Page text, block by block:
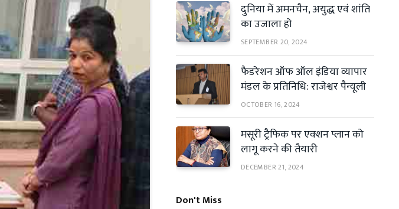
दुनिया में अमनचैन, अयुद्ध एवं शांति
का उजाला हो
SEPTEMBER 20, 2024
फैडरेशन ऑफ ऑल इंडिया व्यापार
मंडल के प्रतिनिधि: राजेश्वर पैन्यूली
OCTOBER 16, 2024
मसूरी ट्रैफिक पर एक्शन प्लान को
लागू करने की तैयारी
DECEMBER 21, 2024
Don't Miss